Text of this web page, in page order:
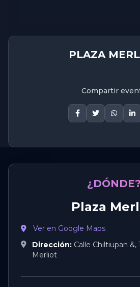
PLAZA
Compartir
¿DÓNDE?
Plaza
Ver en Google Maps
Dirección:Calle Chiltiupan &,
Merliot